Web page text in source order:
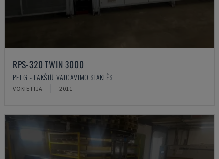
RPS-320 TWIN 3000
PETIG - LAKŠTŲ VALCAVIMO STAKLĖS
VOKIETIJA 2011